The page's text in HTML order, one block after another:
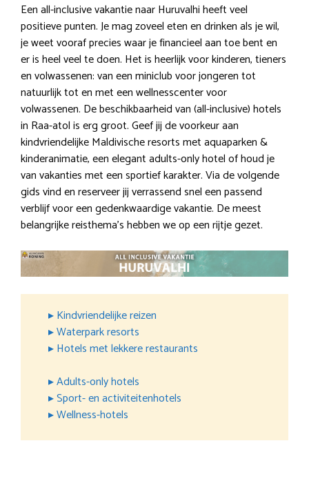
Een all-inclusive vakantie naar Huruvalhi heeft veel
positieve punten. Je mag zoveel eten en drinken als je wil,
je weet vooraf precies waar je financieel aan toe bent en
er is heel veel te doen. Het is heerlijk voor kinderen, tieners
en volwassenen: van een miniclub voor jongeren tot
natuurlijk tot en met een wellnesscenter voor
volwassenen. De beschikbaarheid van (all-inclusive) hotels
in Raa-atol is erg groot. Geef jij de voorkeur aan
kindvriendelijke Maldivische resorts met aquaparken &
kinderanimatie, een elegant adults-only hotel of houd je
van vakanties met een sportief karakter. Via de volgende
gids vind en reserveer jij verrassend snel een passend
verblijf voor een gedenkwaardige vakantie. De meest
belangrijke reisthema’s hebben we op een rijtje gezet.
▸ Kindvriendelijke reizen
▸ Waterpark resorts
▸ Hotels met lekkere restaurants
▸ Adults-only hotels
▸ Sport- en activiteitenhotels
▸ Wellness-hotels